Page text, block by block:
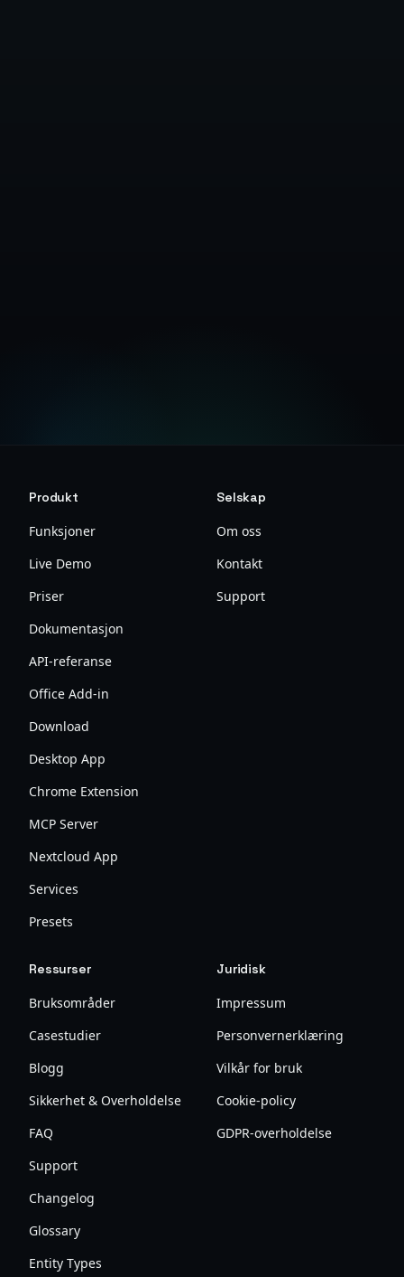
Produkt
Funksjoner
Live Demo
Priser
Dokumentasjon
API-referanse
Office Add-in
Download
Desktop App
Chrome Extension
MCP Server
Nextcloud App
Services
Presets
Selskap
Om oss
Kontakt
Support
Ressurser
Bruksområder
Casestudier
Blogg
Sikkerhet & Overholdelse
FAQ
Support
Changelog
Glossary
Entity Types
Juridisk
Impressum
Personvernerklæring
Vilkår for bruk
Cookie-policy
GDPR-overholdelse